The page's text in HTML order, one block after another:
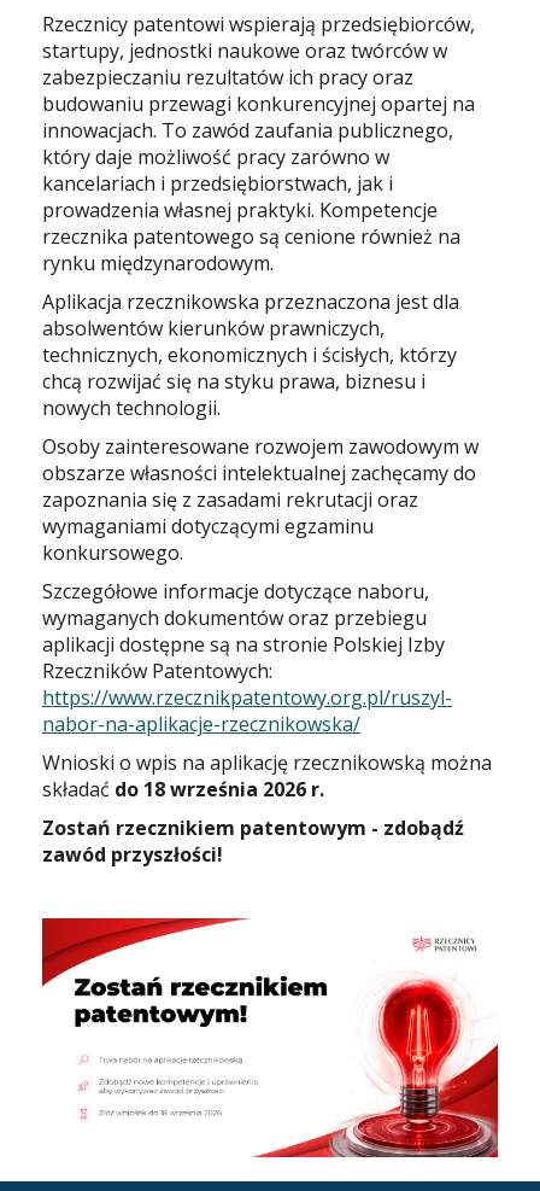
Rzecznicy patentowi wspierają przedsiębiorców,
startupy, jednostki naukowe oraz twórców w
zabezpieczaniu rezultatów ich pracy oraz
budowaniu przewagi konkurencyjnej opartej na
innowacjach. To zawód zaufania publicznego,
który daje możliwość pracy zarówno w
kancelariach i przedsiębiorstwach, jak i
prowadzenia własnej praktyki. Kompetencje
rzecznika patentowego są cenione również na
rynku międzynarodowym.
Aplikacja rzecznikowska przeznaczona jest dla
absolwentów kierunków prawniczych,
technicznych, ekonomicznych i ścisłych, którzy
chcą rozwijać się na styku prawa, biznesu i
nowych technologii.
Osoby zainteresowane rozwojem zawodowym w
obszarze własności intelektualnej zachęcamy do
zapoznania się z zasadami rekrutacji oraz
wymaganiami dotyczącymi egzaminu
konkursowego.
Szczegółowe informacje dotyczące naboru,
wymaganych dokumentów oraz przebiegu
aplikacji dostępne są na stronie Polskiej Izby
Rzeczników Patentowych:
https://www.rzecznikpatentowy.org.pl/ruszyl-
nabor-na-aplikacje-rzecznikowska/
Wnioski o wpis na aplikację rzecznikowską można
składać do 18 września 2026 r.
Zostań rzecznikiem patentowym - zdobądź
zawód przyszłości!